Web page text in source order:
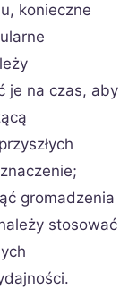
konieczne
je na czas, aby
gromadzenia
stosować